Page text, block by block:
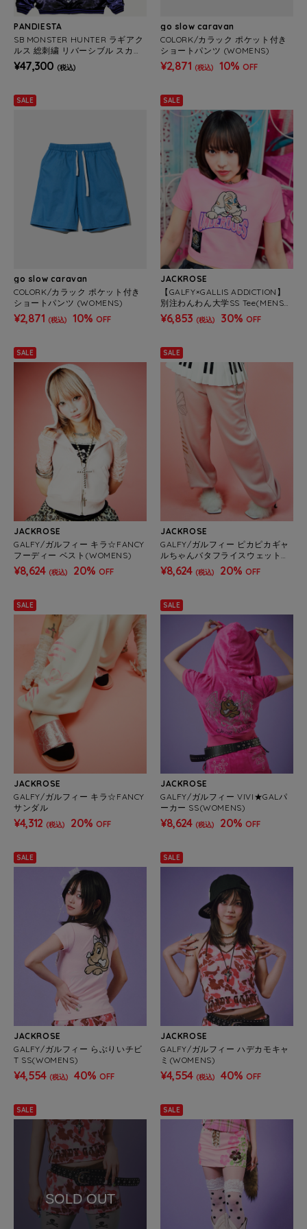
PANDIESTA
SB MONSTER HUNTER ラギアク
ルス 総刺繍 リバーシブル スカジ
ャン 公式ライセンス(536352 ME
NS/WOMENS)
¥47,300 (税込)
go slow caravan
COLORK/カラック ポケット付き
ショートパンツ (WOMENS)
¥2,871 (税込) 10% OFF
SALE
go slow caravan
COLORK/カラック ポケット付き
ショートパンツ (WOMENS)
¥2,871 (税込) 10% OFF
SALE
JACKROSE
【GALFY×GALLIS ADDICTION】
別注わんわん大学SS Tee(MENS/
WOMENS)
¥6,853 (税込) 30% OFF
SALE
JACKROSE
GALFY/ガルフィー キラ☆FANCY
フーディー ベスト(WOMENS)
¥8,624 (税込) 20% OFF
SALE
JACKROSE
GALFY/ガルフィー ピカピカギャ
ルちゃんバタフライスウェットパ
ンツ(WOMENS)
¥8,624 (税込) 20% OFF
SALE
JACKROSE
GALFY/ガルフィー キラ☆FANCY
サンダル
¥4,312 (税込) 20% OFF
SALE
JACKROSE
GALFY/ガルフィー VIVI★GALパ
ーカー SS(WOMENS)
¥8,624 (税込) 20% OFF
SALE
JACKROSE
GALFY/ガルフィー らぶりいチビ
T SS(WOMENS)
¥4,554 (税込) 40% OFF
SALE
JACKROSE
GALFY/ガルフィー ハデカモキャ
ミ(WOMENS)
¥4,554 (税込) 40% OFF
SALE
SOLD OUT
SALE